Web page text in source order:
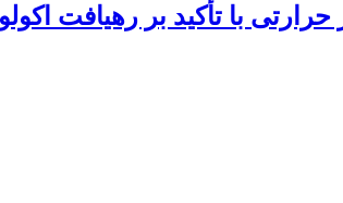
با تأکید بر رهیافت